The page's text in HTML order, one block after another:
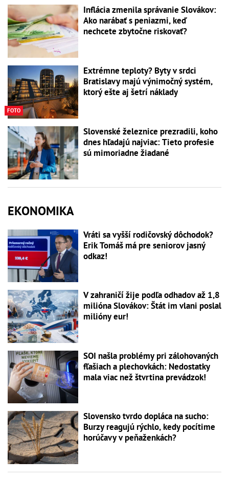
Inflácia zmenila správanie Slovákov:
Ako narábať s peniazmi, keď
nechcete zbytočne riskovať?
FOTO
Extrémne teploty? Byty v srdci
Bratislavy majú výnimočný systém,
ktorý ešte aj šetrí náklady
Slovenské železnice prezradili, koho
dnes hľadajú najviac: Tieto profesie
sú mimoriadne žiadané
EKONOMIKA
Vráti sa vyšší rodičovský dôchodok?
Erik Tomáš má pre seniorov jasný
odkaz!
V zahraničí žije podľa odhadov až 1,8
milióna Slovákov: Štát im vlani poslal
milióny eur!
SOI našla problémy pri zálohovaných
fľašiach a plechovkách: Nedostatky
mala viac než štvrtina prevádzok!
Slovensko tvrdo dopláca na sucho:
Burzy reagujú rýchlo, kedy pocítime
horúčavy v peňaženkách?